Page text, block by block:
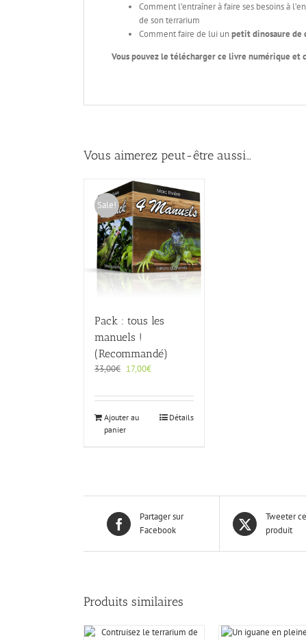
Comment l’entraîner à faire ses besoins à
de son terrarium
Comment faire de lui unpetit dinosaure de
Vous pouvez le télécharger ce livre numérique et
Vous aimerez peut-être aussi…
Sale!
Pack : tous les
manuels !
(Recommandé)
33,00€ Le
initial
33,00€.
17,00€Le
actuel
17,00€.
Ajouter au
panier
Détails
Partager sur
Facebook
Tweeter ce
produit
Produits similaires